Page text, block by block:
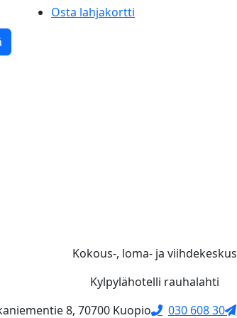
Osta lahjakortti
Kokous-, loma- ja viihdekeskus
Kylpylähotelli rauhalahti
8, 70700 Kuopio
030 608 30